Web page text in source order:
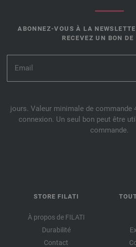
ABONNEZ-VOUS À LA
RECEVEZ UN BON
jours. Valeur minimale de commande
connexion. Un seul bon peut être
commande.
STORE FILATI
À propos de FILATI
Durabilité
Contact